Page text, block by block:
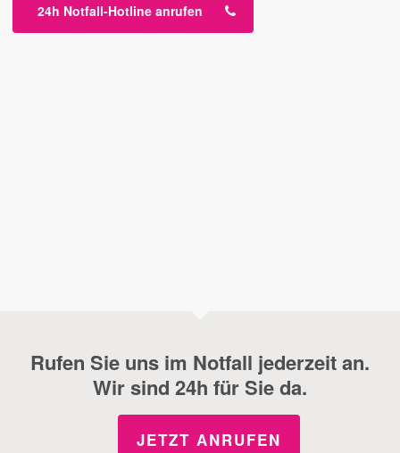
24h Notfall-Hotline anrufen
Rufen Sie uns im Notfall jederzeit an.
Wir sind 24h für Sie da.
JETZT ANRUFEN